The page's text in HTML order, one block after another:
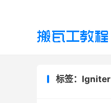
标签：Igniter